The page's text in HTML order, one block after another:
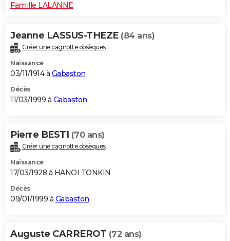
Famille LALANNE
Jeanne LASSUS-THEZE (84 ans)
Créer une cagnotte obsèques
Naissance
03/11/1914 à Gabaston
Décès
11/03/1999 à Gabaston
Pierre BESTI (70 ans)
Créer une cagnotte obsèques
Naissance
17/03/1928 à HANOI TONKIN
Décès
09/01/1999 à Gabaston
Auguste CARREROT (72 ans)